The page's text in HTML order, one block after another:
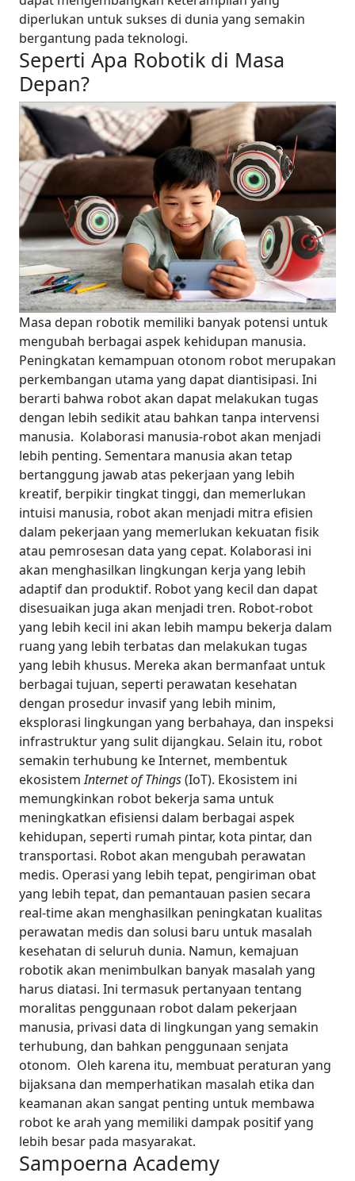
diperlukan untuk sukses di dunia yang semakin
bergantung pada teknologi.
Seperti Apa Robotik di Masa
Depan?
Masa depan robotik memiliki banyak potensi untuk
mengubah berbagai aspek kehidupan manusia.
Peningkatan kemampuan otonom robot merupakan
perkembangan utama yang dapat diantisipasi. Ini
berarti bahwa robot akan dapat melakukan tugas
dengan lebih sedikit atau bahkan tanpa intervensi
manusia. Kolaborasi manusia-robot akan menjadi
lebih penting. Sementara manusia akan tetap
bertanggung jawab atas pekerjaan yang lebih
kreatif, berpikir tingkat tinggi, dan memerlukan
intuisi manusia, robot akan menjadi mitra efisien
dalam pekerjaan yang memerlukan kekuatan fisik
atau pemrosesan data yang cepat. Kolaborasi ini
akan menghasilkan lingkungan kerja yang lebih
adaptif dan produktif. Robot yang kecil dan dapat
disesuaikan juga akan menjadi tren. Robot-robot
yang lebih kecil ini akan lebih mampu bekerja dalam
ruang yang lebih terbatas dan melakukan tugas
yang lebih khusus. Mereka akan bermanfaat untuk
berbagai tujuan, seperti perawatan kesehatan
dengan prosedur invasif yang lebih minim,
eksplorasi lingkungan yang berbahaya, dan inspeksi
infrastruktur yang sulit dijangkau. Selain itu, robot
semakin terhubung ke Internet, membentuk
ekosistemInternet of Things(IoT). Ekosistem ini
memungkinkan robot bekerja sama untuk
meningkatkan efisiensi dalam berbagai aspek
kehidupan, seperti rumah pintar, kota pintar, dan
transportasi. Robot akan mengubah perawatan
medis. Operasi yang lebih tepat, pengiriman obat
yang lebih tepat, dan pemantauan pasien secara
real-time akan menghasilkan peningkatan kualitas
perawatan medis dan solusi baru untuk masalah
kesehatan di seluruh dunia. Namun, kemajuan
robotik akan menimbulkan banyak masalah yang
harus diatasi. Ini termasuk pertanyaan tentang
moralitas penggunaan robot dalam pekerjaan
manusia, privasi data di lingkungan yang semakin
terhubung, dan bahkan penggunaan senjata
otonom. Oleh karena itu, membuat peraturan yang
bijaksana dan memperhatikan masalah etika dan
keamanan akan sangat penting untuk membawa
robot ke arah yang memiliki dampak positif yang
lebih besar pada masyarakat.
Sampoerna Academy